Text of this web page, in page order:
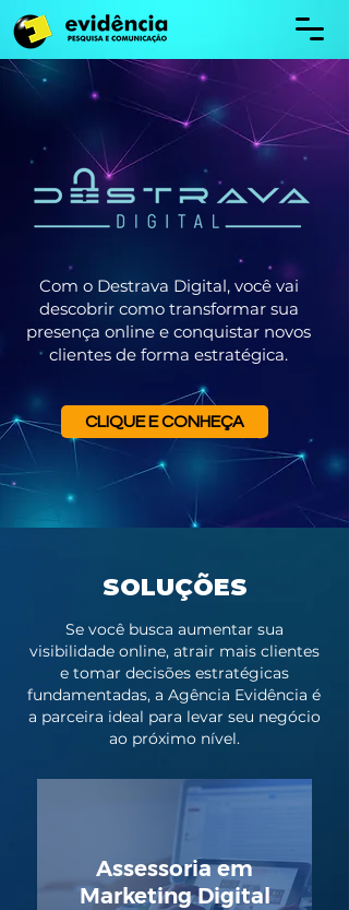
Com o Destrava Digital, você vai
descobrir como transformar sua
presença online e conquistar novos
clientes de forma estratégica.
CLIQUE E CONHEÇA
SOLUÇÕES
Se você busca aumentar sua
visibilidade online, atrair mais clientes
e tomar decisões estratégicas
fundamentadas, a Agência Evidência é
a parceira ideal para levar seu negócio
ao próximo nível.
Assessoria em
Marketing Digital